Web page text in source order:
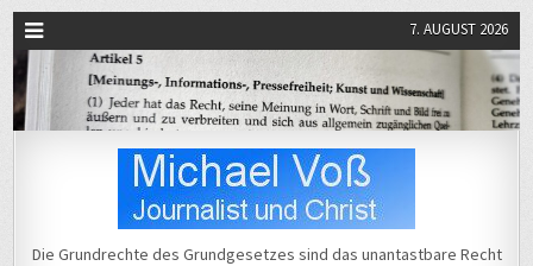
7. AUGUST 2026
Michael Voß
Die Grundrechte des Grundgesetzes sind das unantastbare Recht